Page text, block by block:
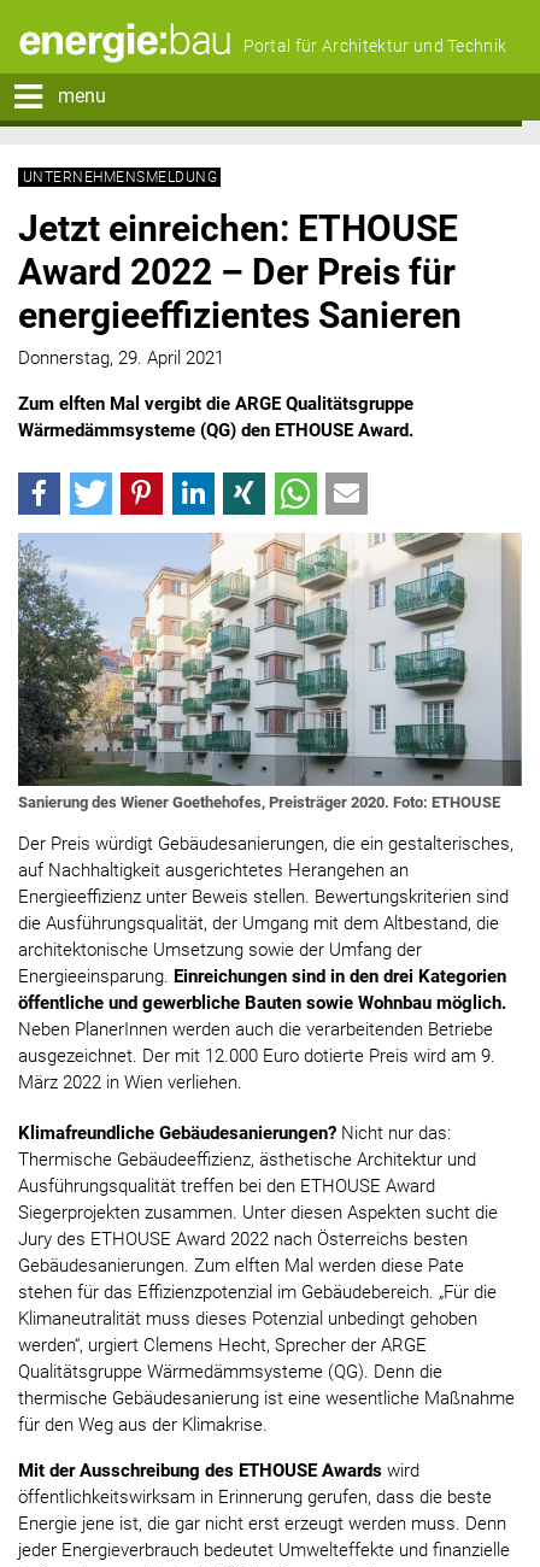
Portal für Architektur und Technik
menu
UNTERNEHMENSMELDUNG
Jetzt einreichen: ETHOUSE
Award 2022 – Der Preis für
energieeffizientes Sanieren
Donnerstag, 29. April 2021
Zum elften Mal vergibt die ARGE Qualitätsgruppe
Wärmedämmsysteme (QG) den ETHOUSE Award.
Sanierung des Wiener Goethehofes, Preisträger 2020. Foto: ETHOUSE
Der Preis würdigt Gebäudesanierungen, die ein gestalterisches,
auf Nachhaltigkeit ausgerichtetes Herangehen an
Energieeffizienz unter Beweis stellen. Bewertungskriterien sind
die Ausführungsqualität, der Umgang mit dem Altbestand, die
architektonische Umsetzung sowie der Umfang der
Energieeinsparung. Einreichungen sind in den drei Kategorien
öffentliche und gewerbliche Bauten sowie Wohnbau möglich.
Neben PlanerInnen werden auch die verarbeitenden Betriebe
ausgezeichnet. Der mit 12.000 Euro dotierte Preis wird am 9.
März 2022 in Wien verliehen.
Klimafreundliche Gebäudesanierungen? Nicht nur das:
Thermische Gebäudeeffizienz, ästhetische Architektur und
Ausführungsqualität treffen bei den ETHOUSE Award
Siegerprojekten zusammen. Unter diesen Aspekten sucht die
Jury des ETHOUSE Award 2022 nach Österreichs besten
Gebäudesanierungen. Zum elften Mal werden diese Pate
stehen für das Effizienzpotenzial im Gebäudebereich. „Für die
Klimaneutralität muss dieses Potenzial unbedingt gehoben
werden“, urgiert Clemens Hecht, Sprecher der ARGE
Qualitätsgruppe Wärmedämmsysteme (QG). Denn die
thermische Gebäudesanierung ist eine wesentliche Maßnahme
für den Weg aus der Klimakrise.
Mit der Ausschreibung des ETHOUSE Awards wird
öffentlichkeitswirksam in Erinnerung gerufen, dass die beste
Energie jene ist, die gar nicht erst erzeugt werden muss. Denn
jeder Energieverbrauch bedeutet Umwelteffekte und finanzielle